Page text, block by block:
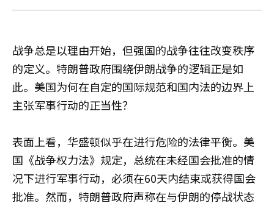
章 小
战争总是以理由开始，但强国的战争往往改变秩序
的定义。特朗普政府围绕伊朗战争的逻辑正是如
此。美国为何在自定的国际规范和国内法的边界上
主张军事行动的正当性？
表面上看，华盛顿似乎在进行危险的法律平衡。美
国《战争权力法》规定，总统在未经国会批准的情
况下进行军事行动，必须在60天内结束或获得国会
批准。然而，特朗普政府声称在与伊朗的停战状态